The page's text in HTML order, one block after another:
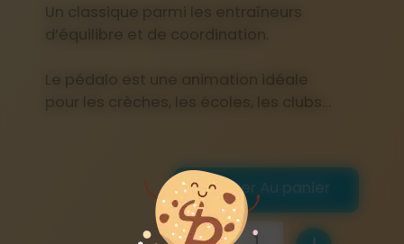
Un classique parmi les entraîneurs
d’équilibre et de coordination.
Le pédalo est une animation idéale
pour les crèches, les écoles, les clubs…
Ajouter Au panier